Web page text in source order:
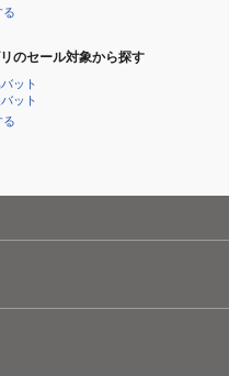
る
のセール対象から探す
ット
ット
る